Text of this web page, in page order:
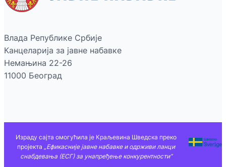
Влада Републике Србије
Канцеларија за јавне набавке
Немањина 22-26
11000 Београд
Израду сајта омогућила је Краљевина Шведска преко
пројекта „Ефикасније јавне набавке и одрживи ланци
снабдевања (ЕСГ) за унапређење конкурентности”